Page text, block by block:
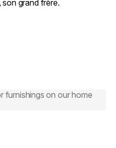
grand frère.